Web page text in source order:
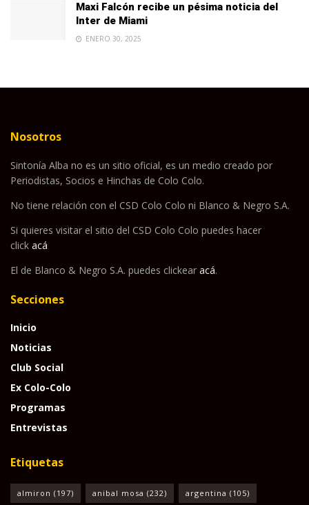
Maxi Falcón recibe un pésima noticia del
Inter de Miami
ENERO 30, 2025
Nosotros
Sintonía Alba no es un sitio oficial, es un medio creado por
Periodistas, Socios e Hinchas de Colo Colo.
No tiene relación con el CSD Colo Colo ni Blanco & Negro S.A.
Si quieres visitar el sitio del CSD Colo Colo puedes hacer
click acá
El de Blanco & Negro S.A. puedes clickear acá.
Secciones
Inicio
Noticias
Club Social
Ex Colo-Colo
Programas
Entrevistas
Etiquetas
almiron (197) anibal mosa (232) argentina (105)